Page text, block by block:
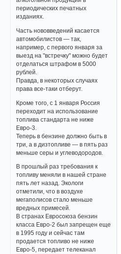
периодических печатных
изданиях.
Часть нововведений касается
автомобилистов — так,
например, с первого января за
выезд на "встречку" можно будет
отделаться штрафом в 5000
рублей.
Правда, в некоторых случаях
права все-таки отберут.
Кроме того, с 1 января Россия
переходит на использование
топлива стандарта не ниже
Евро-3.
Теперь в бензине должно быть в
три, а в дизтопливе — в пять раз
меньше серы и углеводородов.
В прошлый раз требования к
топливу меняли в нашей стране
пять лет назад. Экологи
отметили, что в воздухе
мегаполисов стало меньше
вредных примесей.
В странах Евросоюза бензин
класса Евро-2 был запрещен еще
в 1995 году и сейчас там
продается топливо не ниже
Евро-5, передает телеканал